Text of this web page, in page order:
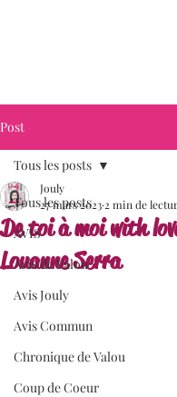
Post
Tous les posts
AVIS
Avis de Valou
Avis Jouly
Avis Commun
Chronique de Valou
Coup de Coeur
Tous les posts
De toi à moi with
Louanne Serra
Jouly
27 mars 2023 2 min de